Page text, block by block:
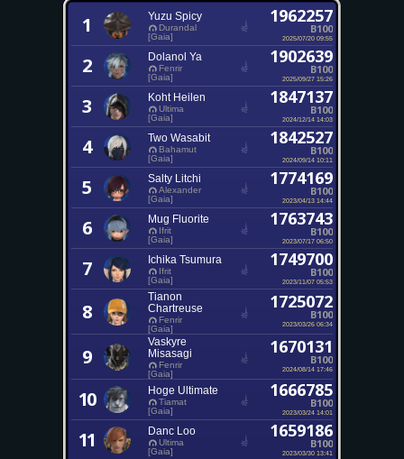
1 Yuzu Spicy
Durandal
[Gaia]
1962257
B100
2025/07/20 09:55
2 Dolanol Ya
Fenrir
[Gaia]
1902639
B100
2025/09/27 15:26
3 Koht Heilen
Ultima
[Gaia]
1847137
B100
2024/12/14 14:03
4 Two Wasabit
Bahamut
[Gaia]
1842527
B100
2024/09/14 10:11
5 Salty Litchi
Alexander
[Gaia]
1774169
B100
2023/04/13 14:44
6 Mug Fluorite
Ifrit
[Gaia]
1763743
B100
2023/07/17 06:50
7 Ichika Tsumura
Ifrit
[Gaia]
1749700
B100
2023/11/07 05:53
8
Tianon
Chartreuse
Fenrir
[Gaia]
1725072
B100
2023/03/26 06:34
9
Vaskyre
Misasagi
Fenrir
[Gaia]
1670131
B100
2024/08/14 17:46
10 Hoge Ultimate
Tiamat
[Gaia]
1666785
B100
2023/03/24 14:01
11 Danc Loo
Ultima
[Gaia]
1659186
B100
2023/03/30 13:41